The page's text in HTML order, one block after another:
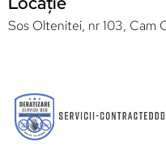
Sos Oltenitei, nr 103, Cam